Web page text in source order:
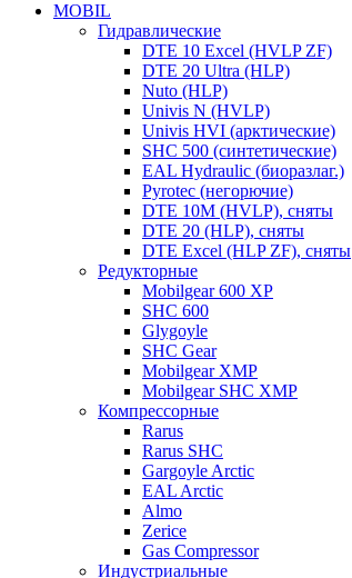
MOBIL
Гидравлические
DTE 10 Excel (HVLP ZF)
DTE 20 Ultra (HLP)
Nuto (HLP)
Univis N (HVLP)
Univis HVI (арктические)
SHC 500 (синтетические)
EAL Hydraulic (биоразлаг.)
Pyrotec (негорючие)
DTE 10M (HVLP), сняты
DTE 20 (HLP), сняты
DTE Excel (HLP ZF), сняты
Редукторные
Mobilgear 600 XP
SHC 600
Glygoyle
SHC Gear
Mobilgear XMP
Mobilgear SHC XMP
Компрессорные
Rarus
Rarus SHC
Gargoyle Arctic
EAL Arctic
Almo
Zerice
Gas Compressor
Индустриальные